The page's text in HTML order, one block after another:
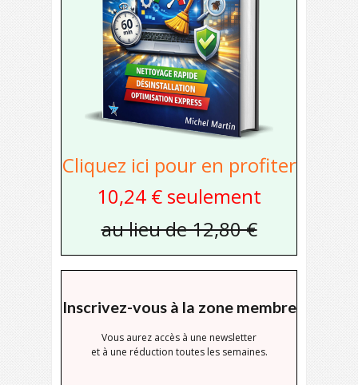
Cliquez ici pour en profiter
10,24 € seulement
au lieu de 12,80 €
Inscrivez-vous à la zone membre
Vous aurez accès à une newsletter
et à une réduction toutes les semaines.